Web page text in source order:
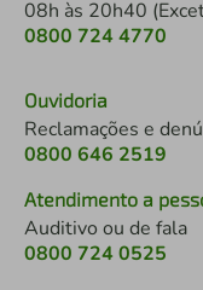
08h às 20h40
0800 724 4770
Ouvidoria
Reclamações e
0800 646 2519
Atendimento a
Auditivo ou de fala
0800 724 0525